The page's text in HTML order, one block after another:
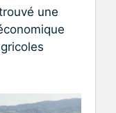
une